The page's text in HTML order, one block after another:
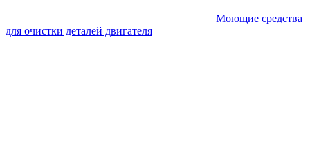
Моющие средства
для очистки деталей двигателя